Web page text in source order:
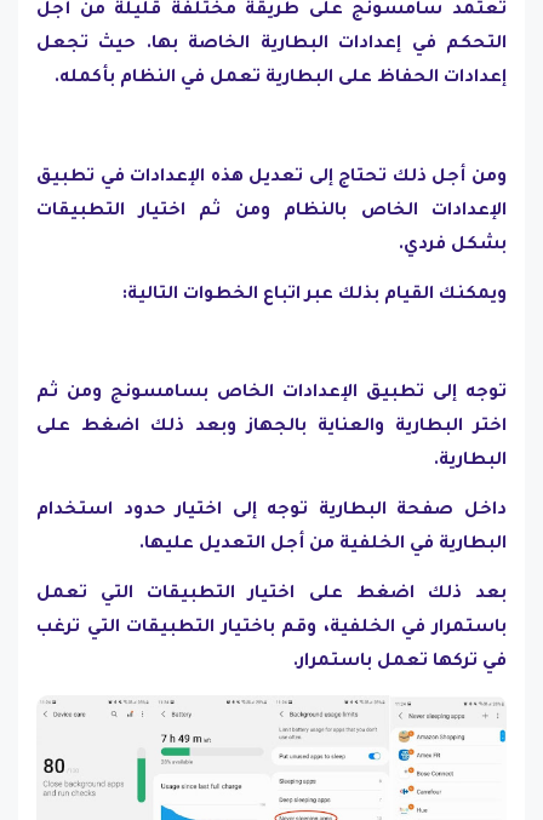
تعتمد سامسونج على طريقة مختلفة قليلة من أجل
التحكم في إعدادات البطارية الخاصة بها. حيث تجعل
إعدادات الحفاظ على البطارية تعمل في النظام بأكمله.
ومن أجل ذلك تحتاج إلى تعديل هذه الإعدادات في تطبيق
الإعدادات الخاص بالنظام ومن ثم اختيار التطبيقات
بشكل فردي.
ويمكنك القيام بذلك عبر اتباع الخطوات التالية:
توجه إلى تطبيق الإعدادات الخاص بسامسونج ومن ثم
اختر البطارية والعناية بالجهاز وبعد ذلك اضغط على
البطارية.
داخل صفحة البطارية توجه إلى اختيار حدود استخدام
البطارية في الخلفية من أجل التعديل عليها.
بعد ذلك اضغط على اختيار التطبيقات التي تعمل
باستمرار في الخلفية، وقم باختيار التطبيقات التي ترغب
في تركها تعمل باستمرار.